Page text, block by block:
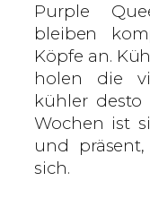
Purple
bleiben
Köpfe an.
holen die
kühler
Wochen ist
und
sich.